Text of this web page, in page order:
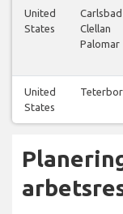
United
States
Clellan
Palomar
United
States